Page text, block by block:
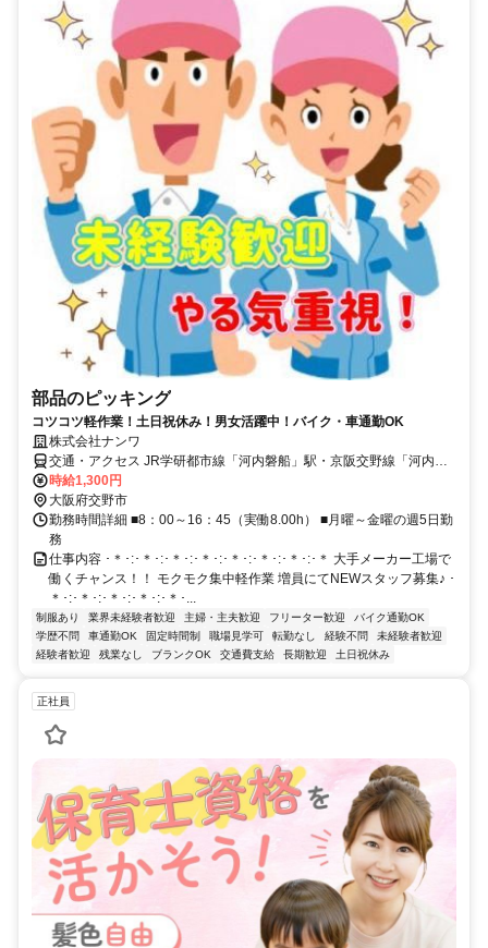
部品のピッキング
コツコツ軽作業！土日祝休み！男女活躍中！バイク・車通勤OK
株式会社ナンワ
交通・アクセス JR学研都市線「河内磐船」駅・京阪交野線「河内
森」駅から自転車で7～10分ほど
時給1,300円
大阪府交野市
勤務時間詳細 ■8：00～16：45（実働8.00h） ■月曜～金曜の週5日勤
務
仕事内容 ･＊･:･＊･:･＊･:･＊･:･＊･:･＊･:･＊･:･＊ 大手メーカー工場で
働くチャンス！！ モクモク集中軽作業 増員にてNEWスタッフ募集♪ ･
＊･:･＊･:･＊･:･＊･:･＊･...
制服あり 業界未経験者歓迎 主婦・主夫歓迎 フリーター歓迎
バイク通勤OK
学歴不問
車通勤OK 固定時間制 職場見学可 転勤なし 経験不問
未経験者歓迎
経験者歓迎
残業なし ブランクOK 交通費支給 長期歓迎 土日祝休み
正社員